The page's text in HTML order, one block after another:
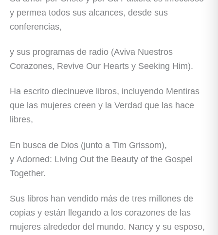
y permea todos sus alcances, desde sus
conferencias,
y sus programas de radio (Aviva Nuestros
Corazones, Revive Our Hearts y Seeking Him).
Ha escrito diecinueve libros, incluyendo Mentiras
que las mujeres creen y la Verdad que las hace
libres,
En busca de Dios (junto a Tim Grissom),
y Adorned: Living Out the Beauty of the Gospel
Together.
Sus libros han vendido más de tres millones de
copias y están llegando a los corazones de las
mujeres alrededor del mundo. Nancy y su esposo,